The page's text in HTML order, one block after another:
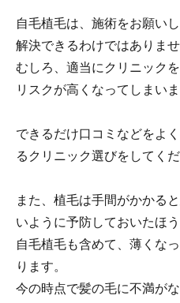
自毛植毛は、施術をお願い
解決できるわけではありませ
むしろ、適当にクリニック
リスクが高くなってしまいま
できるだけ口コミなどをよ
るクリニック選びをしてくだ
また、植毛は手間がかかる
いように予防しておいたほう
自毛植毛も含めて、薄くな
ります。
今の時点で髪の毛に不満が